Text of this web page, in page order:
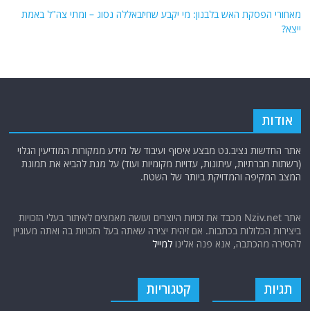
מאחורי הפסקת האש בלבנון: מי יקבע שחיזבאללה נסוג – ומתי צה"ל באמת
ייצא?
אודות
אתר החדשות נציב.נט מבצע איסוף ועיבוד של מידע ממקורות המודיעין הגלוי
(רשתות חברתיות, עיתונות, עדויות מקומיות ועוד) על מנת להביא את תמונת
המצב המקיפה והמדויקת ביותר של השטח.
אתר Nziv.net מכבד את זכויות היוצרים ועושה מאמצים לאיתור בעלי הזכויות
ביצירות הכלולות בכתבות. אם זיהית יצירה שאתה בעל הזכויות בה ואתה מעוניין
להסירה מהכתבה, אנא פנה אלינולמייל
תגיות קטגוריות